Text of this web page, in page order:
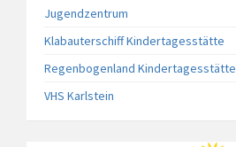
Jugendzentrum
Klabauterschiff Kindertagesstätte
Regenbogenland Kindertagesstätte
VHS Karlstein